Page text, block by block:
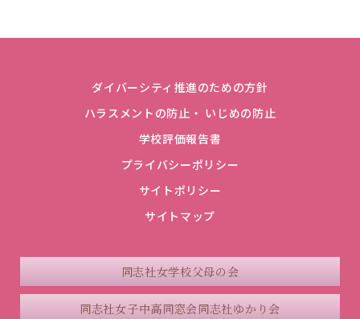
ダイバーシティ推進のための方針
ハラスメントの防止・ いじめの防止
学校評価報告書
プライバシーポリシー
サイトポリシー
サイトマップ
同志社女学校父母の会
同志社女子中高同窓会同志社ゆかり会